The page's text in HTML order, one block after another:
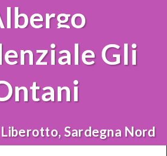
Gli
Sardegna Nord